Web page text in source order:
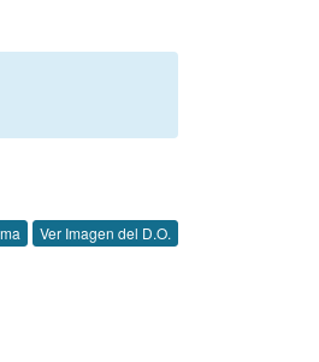
Ver Imagen del D.O.